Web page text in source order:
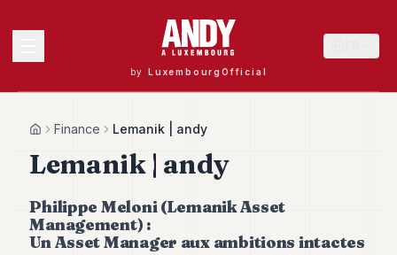
by LuxembourgOfficial
40
Andy
39
HomeFinance Lemanik | andy
Lemanik | andy
Philippe Meloni (Lemanik Asset
Management) :
Un Asset Manager aux ambitions intactes